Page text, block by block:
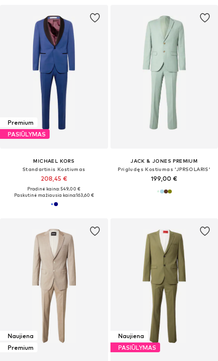
Premium
PASIŪLYMAS
MICHAEL KORS
Standartinis Kostiumas
208,45 €
Pradinė kaina: 549,00 €
Paskutinė mažiausia kaina:163,60 €
JACK & JONES PREMIUM
Prigludęs Kostiumas 'JPRSOLARIS'
199,00 €
Naujiena
Premium
Naujiena
PASIŪLYMAS